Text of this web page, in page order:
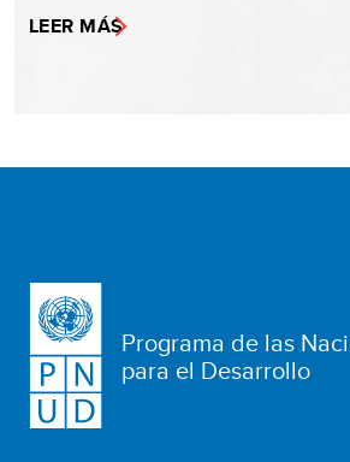
LEER MÁS
Programa de las
para el Desarrollo